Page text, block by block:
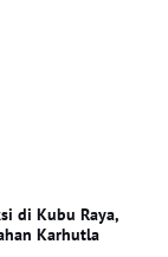
di Kubu Raya,
Karhutla